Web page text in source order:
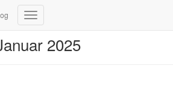
Navigation
2025